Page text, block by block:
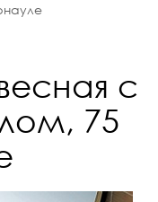
с
75